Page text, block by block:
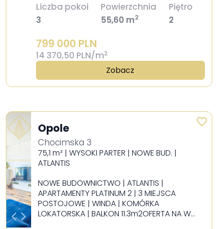
Liczba pokoi
3
Powierzchnia
55,60 m2
Piętro
2
799 000 PLN
14 370,50 PLN/m2
Zobacz
Opole
Chocimska 3
75,1 m² | WYSOKI PARTER | NOWE BUD. |
ATLANTIS
NOWE BUDOWNICTWO | ATLANTIS |
APARTAMENTY PLATINUM 2 | 3 MIEJSCA
POSTOJOWE | WINDA | KOMÓRKA
LOKATORSKA | BALKON 11.3m2OFERTA NA W…